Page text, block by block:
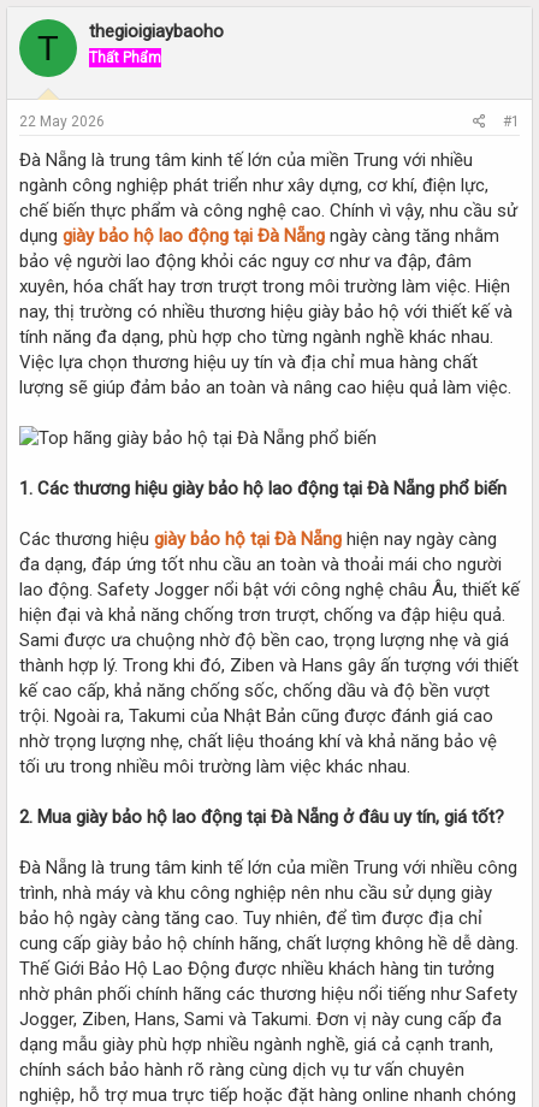
e
d
a
r
e
r
r
T thegioigiaybaoho
Thất Phẩm
22 May 2026 #1
Đà Nẵng là trung tâm kinh tế lớn của miền Trung với nhiều
ngành công nghiệp phát triển như xây dựng, cơ khí, điện lực,
chế biến thực phẩm và công nghệ cao. Chính vì vậy, nhu cầu sử
dụng giày bảo hộ lao động tại Đà Nẵng ngày càng tăng nhằm
bảo vệ người lao động khỏi các nguy cơ như va đập, đâm
xuyên, hóa chất hay trơn trượt trong môi trường làm việc. Hiện
nay, thị trường có nhiều thương hiệu giày bảo hộ với thiết kế và
tính năng đa dạng, phù hợp cho từng ngành nghề khác nhau.
Việc lựa chọn thương hiệu uy tín và địa chỉ mua hàng chất
lượng sẽ giúp đảm bảo an toàn và nâng cao hiệu quả làm việc.
1. Các thương hiệu giày bảo hộ lao động tại Đà Nẵng phổ biến
Các thương hiệu giày bảo hộ tại Đà Nẵng hiện nay ngày càng
đa dạng, đáp ứng tốt nhu cầu an toàn và thoải mái cho người
lao động. Safety Jogger nổi bật với công nghệ châu Âu, thiết kế
hiện đại và khả năng chống trơn trượt, chống va đập hiệu quả.
Sami được ưa chuộng nhờ độ bền cao, trọng lượng nhẹ và giá
thành hợp lý. Trong khi đó, Ziben và Hans gây ấn tượng với thiết
kế cao cấp, khả năng chống sốc, chống dầu và độ bền vượt
trội. Ngoài ra, Takumi của Nhật Bản cũng được đánh giá cao
nhờ trọng lượng nhẹ, chất liệu thoáng khí và khả năng bảo vệ
tối ưu trong nhiều môi trường làm việc khác nhau.
2. Mua giày bảo hộ lao động tại Đà Nẵng ở đâu uy tín, giá tốt?
Đà Nẵng là trung tâm kinh tế lớn của miền Trung với nhiều công
trình, nhà máy và khu công nghiệp nên nhu cầu sử dụng giày
bảo hộ ngày càng tăng cao. Tuy nhiên, để tìm được địa chỉ
cung cấp giày bảo hộ chính hãng, chất lượng không hề dễ dàng.
Thế Giới Bảo Hộ Lao Động được nhiều khách hàng tin tưởng
nhờ phân phối chính hãng các thương hiệu nổi tiếng như Safety
Jogger, Ziben, Hans, Sami và Takumi. Đơn vị này cung cấp đa
dạng mẫu giày phù hợp nhiều ngành nghề, giá cả cạnh tranh,
chính sách bảo hành rõ ràng cùng dịch vụ tư vấn chuyên
nghiệp, hỗ trợ mua trực tiếp hoặc đặt hàng online nhanh chóng